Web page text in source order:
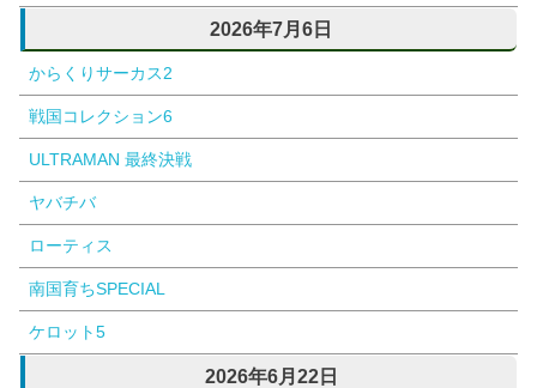
2026年7月6日
からくりサーカス2
戦国コレクション6
ULTRAMAN 最終決戦
ヤバチバ
ローティス
南国育ちSPECIAL
ケロット5
2026年6月22日